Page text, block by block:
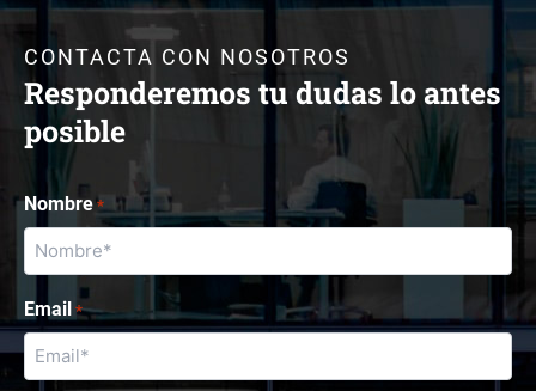
CONTACTA CON NOSOTROS
Responderemos tu dudas lo antes
posible
Nombre *
Email *